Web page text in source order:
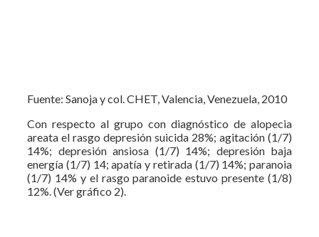
Fuente: Sanoja y col. CHET, Valencia, Venezuela, 2010
Con respecto al grupo con diagnóstico de alopecia
areata el rasgo depresión suicida 28%; agitación (1/7)
14%; depresión ansiosa (1/7) 14%; depresión baja
energía (1/7) 14; apatía y retirada (1/7) 14%; paranoia
(1/7) 14% y el rasgo paranoide estuvo presente (1/8)
12%. (Ver gráfico 2).